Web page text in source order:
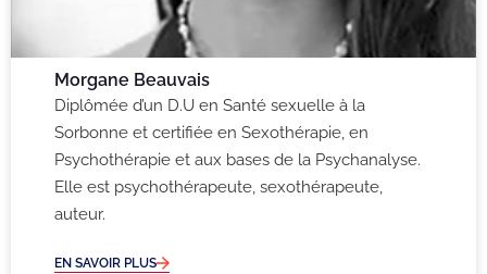
Morgane Beauvais
Diplômée d’un D.U en Santé sexuelle à la
Sorbonne et certifiée en Sexothérapie, en
Psychothérapie et aux bases de la Psychanalyse.
Elle est psychothérapeute, sexothérapeute,
auteur.
EN SAVOIR PLUS